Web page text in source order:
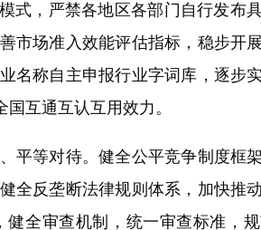
，严禁各地区各部门自行发布
市场准入效能评估指标，稳步开
名称自主申报行业字词库，逐步
互通互认互用效力。
等对待。健全公平竞争制度框
全反垄断法律规则体系，加快推
全审查机制，统一审查标准，